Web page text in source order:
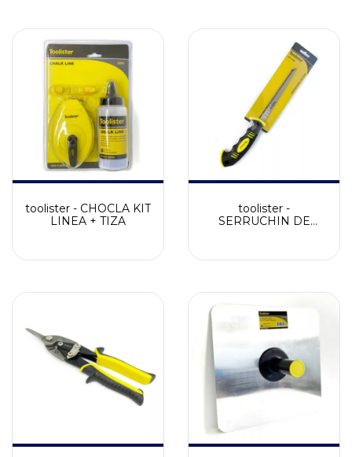
toolister - CHOCLA KIT
LINEA + TIZA
toolister -
SERRUCHIN DE